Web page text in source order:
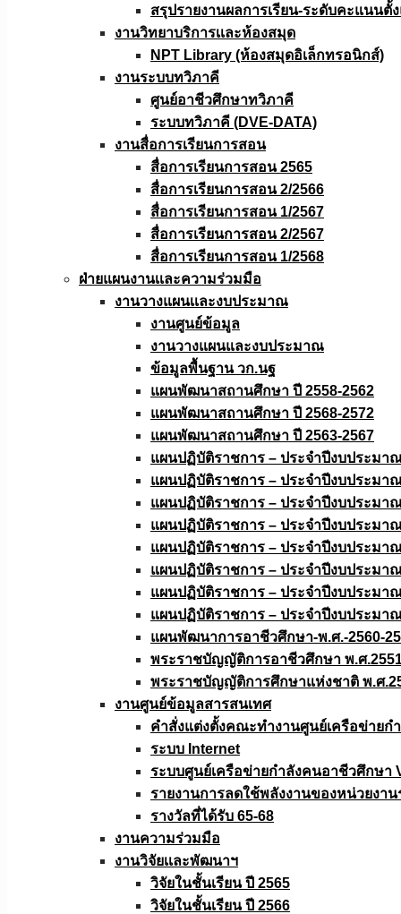
สรุปรายงานผลการเรียน-ระดับคะแนนตั้
งานวิทยาบริการเเละห้องสมุด
NPT Library (ห้องสมุดอิเล็กทรอนิกส์)
งานระบบทวิภาคี
ศูนย์อาชีวศึกษาทวิภาคี
ระบบทวิภาคี (DVE-DATA)
งานสื่อการเรียนการสอน
สื่อการเรียนการสอน 2565
สื่อการเรียนการสอน 2/2566
สื่อการเรียนการสอน 1/2567
สื่อการเรียนการสอน 2/2567
สื่อการเรียนการสอน 1/2568
ฝ่ายแผนงานเเละความร่วมมือ
งานวางแผนเเละงบประมาณ
งานศูนย์ข้อมูล
งานวางแผนและงบประมาณ
ข้อมูลพื้นฐาน วก.นฐ
แผนพัฒนาสถานศึกษา ปี 2558-2562
แผนพัฒนาสถานศึกษา ปี 2568-2572
แผนพัฒนาสถานศึกษา ปี 2563-2567
แผนปฏิบัติราชการ – ประจำปีงบประมา
แผนปฏิบัติราชการ – ประจำปีงบประมา
แผนปฏิบัติราชการ – ประจำปีงบประมา
แผนปฏิบัติราชการ – ประจำปีงบประมา
แผนปฏิบัติราชการ – ประจำปีงบประมา
แผนปฏิบัติราชการ – ประจำปีงบประมา
แผนปฏิบัติราชการ – ประจำปีงบประมา
แผนปฏิบัติราชการ – ประจำปีงบประมา
แผนพัฒนาการอาชีวศึกษา-พ.ศ.-2560-
พระราชบัญญัติการอาชีวศึกษา พ.ศ
พระราชบัญญัติการศึกษาแห่งชาติ พ.ศ
งานศูนย์ข้อมูลสารสนเทศ
คำสั่งแต่งตั้งคณะทำงานศูนย์เครือข่าย
ระบบ Internet
ระบบศูนย์เครือข่ายกำลังคนอาชีวศึกษา
รายงานการลดใช้พลังงานของหน่วยงา
รางวัลที่ได้รับ 65-68
งานความร่วมมือ
งานวิจัยเเละพัฒนาฯ
วิจัยในชั้นเรียน ปี 2565
วิจัยในชั้นเรียน ปี 2566